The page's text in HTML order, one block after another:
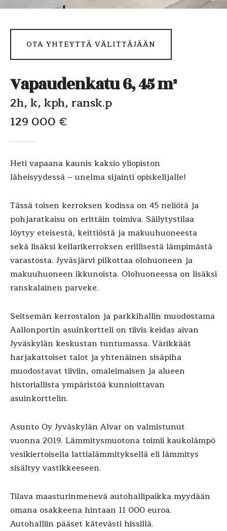
OTA YHTEYTTÄ VÄLITTÄJÄÄN
Vapaudenkatu 6, 45 m²
2h, k, kph, ransk.p
129 000 €
Heti vapaana kaunis kaksio yliopiston
läheisyydessä – unelma sijainti opiskelijalle!
Tässä toisen kerroksen kodissa on 45 neliötä ja
pohjaratkaisu on erittäin toimiva. Säilytystilaa
löytyy eteisestä, keittiöstä ja makuuhuoneesta
sekä lisäksi kellarikerroksen erillisestä lämpimästä
varastosta. Jyväsjärvi pilkottaa olohuoneen ja
makuuhuoneen ikkunoista. Olohuoneessa on lisäksi
ranskalainen parveke.
Seitsemän kerrostalon ja parkkihallin muodostama
Aallonportin asuinkortteli on tiivis keidas aivan
Jyväskylän keskustan tuntumassa. Värikkäät
harjakattoiset talot ja yhtenäinen sisäpiha
muodostavat tiiviin, omaleimaisen ja alueen
historiallista ympäristöä kunnioittavan
asuinkorttelin.
Asunto Oy Jyväskylän Alvar on valmistunut
vuonna 2019. Lämmitysmuotona toimii kaukolämpö
vesikiertoisella lattialämmityksellä eli lämmitys
sisältyy vastikkeeseen.
Tilava maasturinmenevä autohallipaikka myydään
omana osakkeena hintaan 11 000 euroa.
Autohalliin pääset kätevästi hissillä.